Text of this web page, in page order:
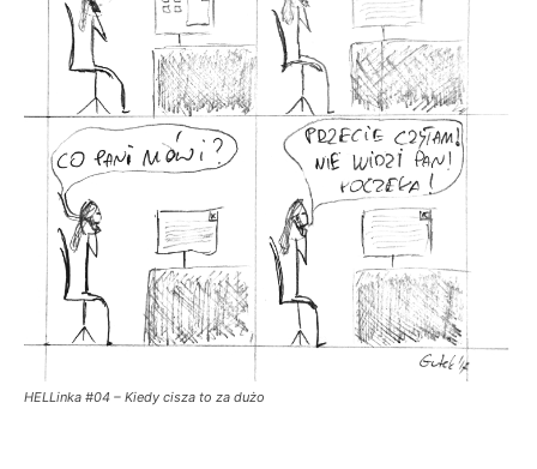
HELLinka #04 – Kiedy cisza to za dużo